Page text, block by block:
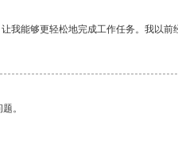
我能够更轻松地完成工作任务。我以
。